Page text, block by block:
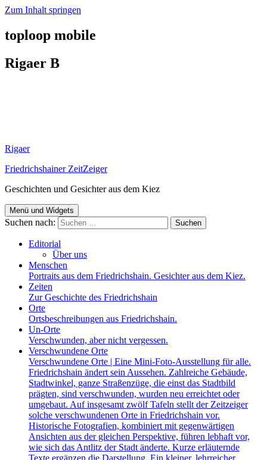
Zum Inhalt springen
toploop mobile
Rigaer B
Rigaer
Friedrichshainer ZeitZeiger
Geschichten und Gesichter aus dem Kiez
Menü und Widgets
Suchen nach:
Editorial
Über uns
Menschen
Portraits aus dem Friedrichshain. Gesichter aus dem Kiez.
Zeiten
Zur Geschichte des Friedrichshain
Orte
Ortsbeschreibungen aus Friedrichshain.
Un-Orte
Verschwunden, aber nicht vergessen.
Verschwundene Orte
Verschwundene Orte | Eine Mini-Foto-Ausstellung für alle.
Friedrichshain ändert sein Aussehen. Zahlreiche Gebäude,
Stadtwinkel, ganze Straßenzüge, die einst das Stadtbild
prägten, sind verschwunden, wurden neu erreichtet oder
umgebaut. Auf insgesamt zwölf Tafeln stellt der Zeitzeiger
solche verschwundenen Orte in Friedrichshain vor.
Historische Fotografien, kombiniert mit gegenwärtigen
Ansichten aus der gleichen Perspektive, führen lebhaft vor,
wie sich das Antlitz der Stadt änderte. Kurze erläuternde
Texte ergänzen die Darstellung. Ein kleiner, lehrreicher